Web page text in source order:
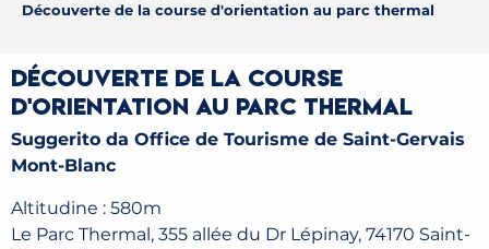
Découverte de la course d'orientation au parc thermal
Découverte de la course
d'orientation au parc thermal
Suggerito da Office de Tourisme de Saint-Gervais
Mont-Blanc
Altitudine : 580m
Le Parc Thermal, 355 allée du Dr Lépinay, 74170 Saint-